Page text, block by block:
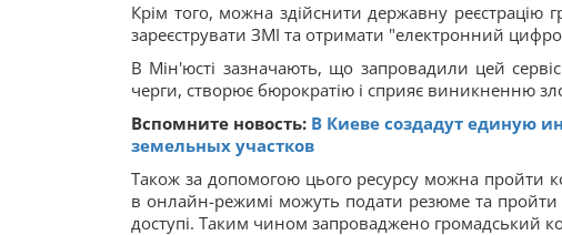
Крім того, можна здійснити державну реєстрацію
зареєструвати ЗМІ та отримати "електронний
В Мін'юсті зазначають, що запровадили цей
черги, створює бюрократію і сприяє виникненню
Вспомните новость: В Киеве создадут единую
земельных участков
Також за допомогою цього ресурсу можна пройти
в онлайн-режимі можуть подати резюме та пройти
доступі. Таким чином запроваджено громадський